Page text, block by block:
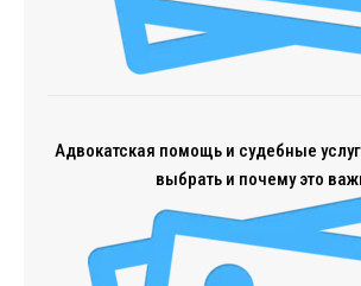
Адвокатская помощь и судебные
выбрать и почему это